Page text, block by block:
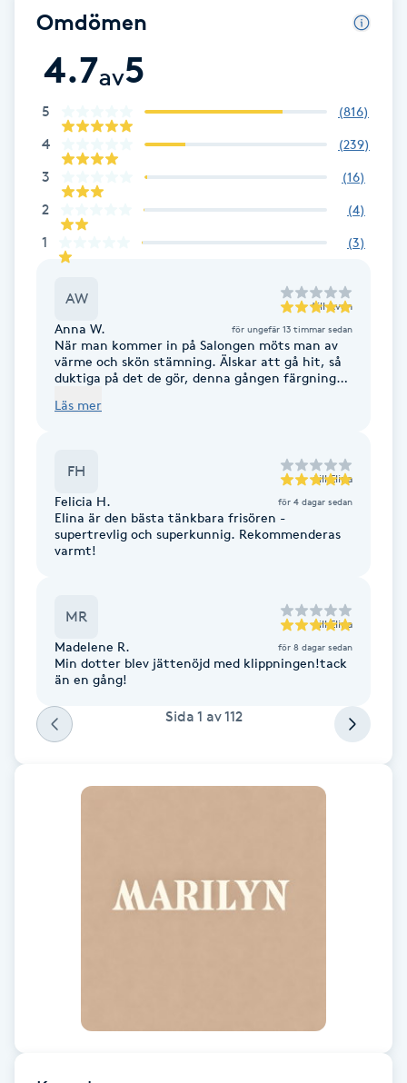
Föning
Gelenaglar
Gellack med förstärkning
Gravidmassage
Gravidyoga
Hatha Yoga
Herrklippning
HIFU
Hyaluronsyra
Omdömen
4.7av5
5 (816)
4 (239)
3 (16)
2 (4)
1 (3)
AW till Avan
Anna W. för ungefär 13 timmar sedan
När man kommer in på Salongen möts man av
värme och skön stämning. Älskar att gå hit, så
duktiga på det de gör, denna gången färgning
Läs mer
FH till Elina
Felicia H. för 4 dagar sedan
Elina är den bästa tänkbara frisören -
supertrevlig och superkunnig. Rekommenderas
varmt!
MR till Elina
Madelene R. för 8 dagar sedan
Min dotter blev jättenöjd med klippningen!tack
än en gång!
Sida 1 av112